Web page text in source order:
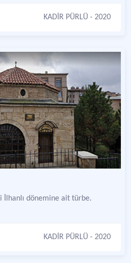
KADİR PÜRLÜ - 2020
İlhanlı dönemine ait türbe.
KADİR PÜRLÜ - 2020